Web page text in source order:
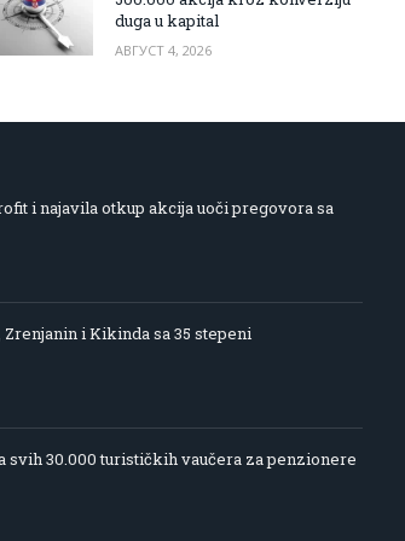
duga u kapital
АВГУСТ 4, 2026
i najavila otkup akcija uoči pregovora sa
i Kikinda sa 35 stepeni
svih 30.000 turističkih vaučera za penzionere